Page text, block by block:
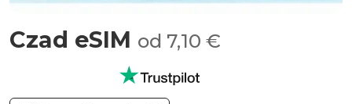
Czad eSIM od 7,10 €